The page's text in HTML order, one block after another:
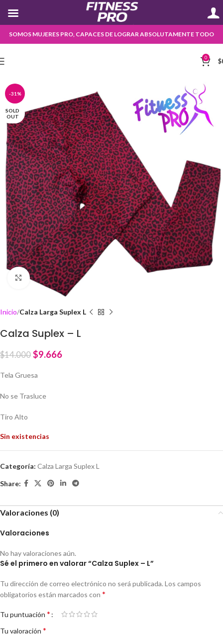
SOMOS MUJERES PRO, CAPACES DE LOGRAR ABSOLUTAMENTE TODO
0 $
-31%
SOLD
OUT
Click to enlarge
Inicio Calza Larga Suplex L
Calza Suplex – L
$14.000 $9.666
Tela Gruesa
No se Trasluce
Tiro Alto
Sin existencias
Categoría: Calza Larga Suplex L
Share:
Valoraciones (0)
Valoraciones
No hay valoraciones aún.
Sé el primero en valorar “Calza Suplex – L”
Tu dirección de correo electrónico no será publicada. Los campos
obligatorios están marcados con *
Tu puntuación *
Tu valoración *